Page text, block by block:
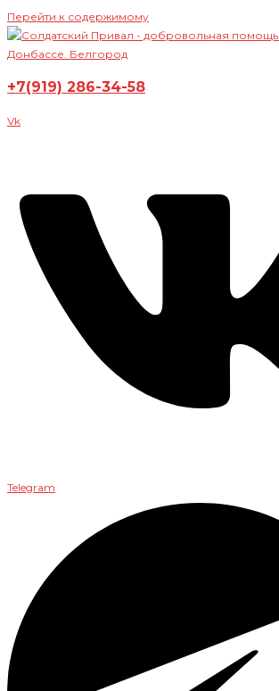
Перейти к содержимому
+7(919) 286-34-58
Vk
Telegram